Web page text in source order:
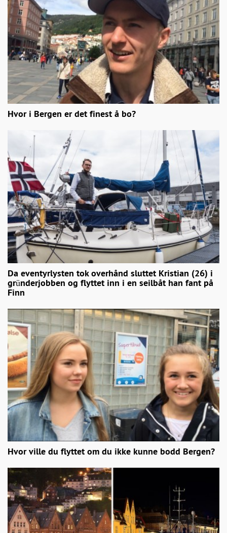
Hvor i Bergen er det finest å bo?
Da eventyrlysten tok overhånd sluttet Kristian (26) i
gründerjobben og flyttet inn i en seilbåt han fant på
Finn
Hvor ville du flyttet om du ikke kunne bodd Bergen?